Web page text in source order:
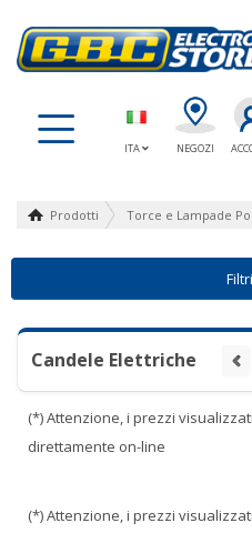
ITA NEGOZI
Prodotti Torce e Lampade
Filtri
Candele Elettriche
(*) Attenzione, i prezzi
direttamente on-line
(*) Attenzione, i prezzi